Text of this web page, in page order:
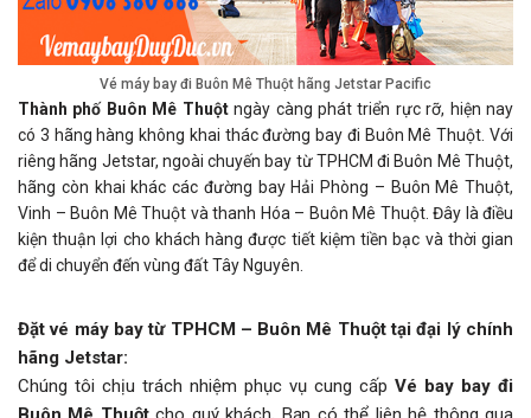
Vé máy bay đi Buôn Mê Thuột hãng Jetstar Pacific
Thành phố Buôn Mê Thuộtngày càng phát triển rực rỡ, hiện nay
có 3 hãng hàng không khai thác đường bay đi Buôn Mê Thuột. Với
riêng hãng Jetstar, ngoài chuyến bay từ TPHCM đi Buôn Mê Thuột,
hãng còn khai khác các đường bay Hải Phòng – Buôn Mê Thuột,
Vinh – Buôn Mê Thuột và thanh Hóa – Buôn Mê Thuột. Đây là điều
kiện thuận lợi cho khách hàng được tiết kiệm tiền bạc và thời gian
để di chuyển đến vùng đất Tây Nguyên.
Đặt vé máy bay từ TPHCM – Buôn Mê Thuột tại đại lý chính
hãng Jetstar:
Chúng tôi chịu trách nhiệm phục vụ cung cấp Vé bay bay đi